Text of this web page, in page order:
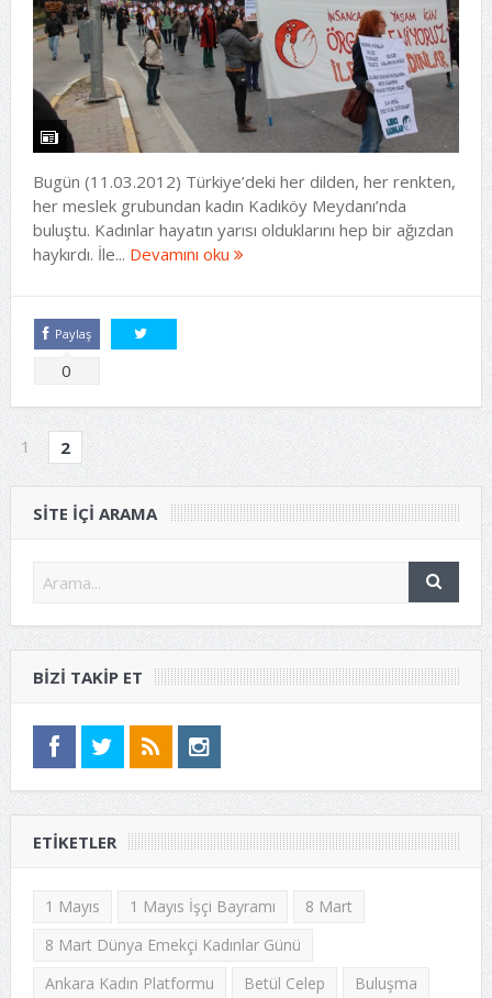
Bugün (11.03.2012) Türkiye’deki her dilden, her renkten,
her meslek grubundan kadın Kadıköy Meydanı’nda
buluştu. Kadınlar hayatın yarısı olduklarını hep bir ağızdan
haykırdı. İle... Devamını oku
Paylaş
0
1 2
SITE IÇI ARAMA
BIZI TAKIP ET
ETIKETLER
1 Mayıs 1 Mayıs İşçi Bayramı
8 Mart
8 Mart Dünya Emekçi Kadınlar Günü
Ankara Kadın Platformu
Betül Celep
Buluşma